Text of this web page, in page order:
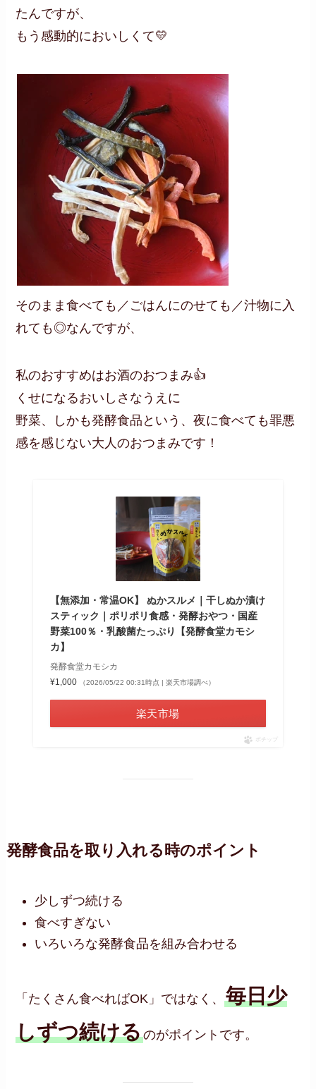
たんですが、
もう感動的においしくて💛
そのまま食べても／ごはんにのせても／汁物に入
れても◎なんですが、
私のおすすめはお酒のおつまみ👍
くせになるおいしさなうえに
野菜、しかも発酵食品という、夜に食べても罪悪
感を感じない大人のおつまみです！
【無添加・常温OK】 ぬかスルメ｜干しぬか漬け
スティック｜ポリポリ食感・発酵おやつ・国産
野菜100％・乳酸菌たっぷり【発酵食堂カモシ
カ】
発酵食堂カモシカ
¥1,000
（2026/05/22 00:31時点 | 楽天市場調べ）
楽天市場
ポチップ
発酵食品を取り入れる時のポイント
少しずつ続ける
食べすぎない
いろいろな発酵食品を組み合わせる
「たくさん食べればOK」ではなく、毎日少
しずつ続けるのがポイントです。